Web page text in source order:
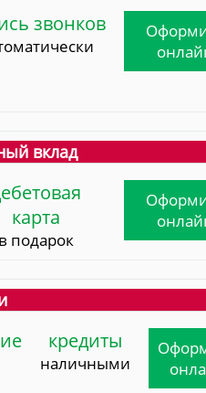
звонков
вклад
карта
в подарок
кредиты
наличными